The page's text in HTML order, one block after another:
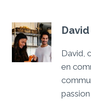
David,
en